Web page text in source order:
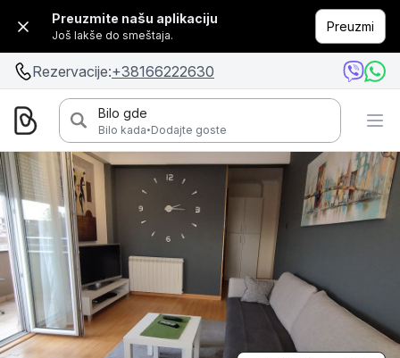
Preuzmite našu aplikaciju
Još lakše do smeštaja.
Preuzmi
Rezervacije:+38166222630
Bilo gde
Bilo kada·Dodajte goste